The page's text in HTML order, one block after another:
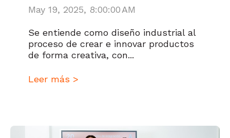
May 19, 2025, 8:00:00 AM
Se entiende como diseño industrial al
proceso de crear e innovar productos
de forma creativa, con...
Leer más >